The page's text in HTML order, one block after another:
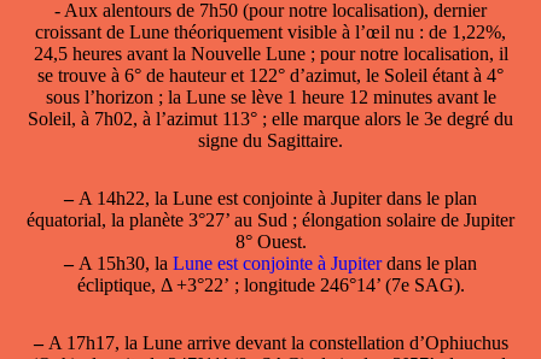
- Aux alentours de 7h50 (pour notre localisation), dernier
croissant de Lune théoriquement visible à l’œil nu : de 1,22%,
24,5 heures avant la Nouvelle Lune ; pour notre localisation, il
se trouve à 6° de hauteur et 122° d’azimut, le Soleil étant à 4°
sous l’horizon ; la Lune se lève 1 heure 12 minutes avant le
Soleil, à 7h02, à l’azimut 113° ; elle marque alors le 3e degré du
signe du Sagittaire.
–A 14h22, la Lune est conjointe à Jupiterdans le plan
équatorial, la planète 3°27’ au Sud ; élongation solaire de Jupiter
8° Ouest.
–A 15h30, la Lune est conjointe à Jupiterdans le plan
écliptique, Δ +3°22’ ; longitude 246°14’ (7e SAG).
–A 17h17, la Lune arrive devant la constellation d’Ophiuchus